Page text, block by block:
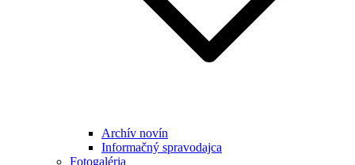
Archív novín
Informačný spravodajca
Fotogaléria